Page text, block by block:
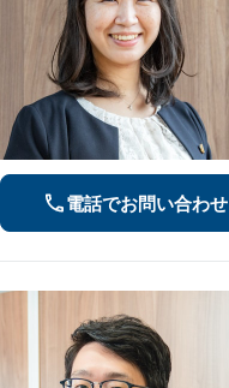
電話でお問い合わせ